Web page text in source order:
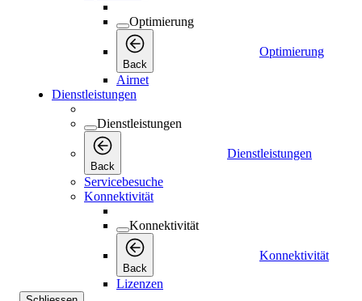
Optimierung
Back
Optimierung
Airnet
Dienstleistungen
Dienstleistungen
Back
Dienstleistungen
Servicebesuche
Konnektivität
Konnektivität
Back
Konnektivität
Lizenzen